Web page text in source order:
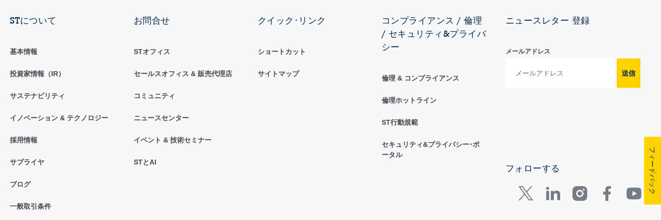
STについて
基本情報
投資家情報（IR）
サステナビリティ
イノベーション & テクノロジー
採用情報
サプライヤ
ブログ
一般取引条件
お問合せ
STオフィス
セールスオフィス & 販売代理店
コミュニティ
ニュースセンター
イベント & 技術セミナー
STとAI
クイック･リンク
ショートカット
サイトマップ
コンプライアンス / 倫理
/ セキュリティ&プライバ
シー
倫理 & コンプライアンス
倫理ホットライン
ST行動規範
セキュリティ&プライバシー･ポ
ータル
ニュースレター 登録
メールアドレス
送信
フォローする フィードバック